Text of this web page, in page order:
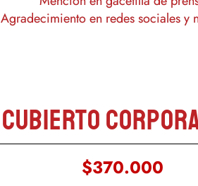
Agradecimiento en redes sociales y
Cubierto
$370.000